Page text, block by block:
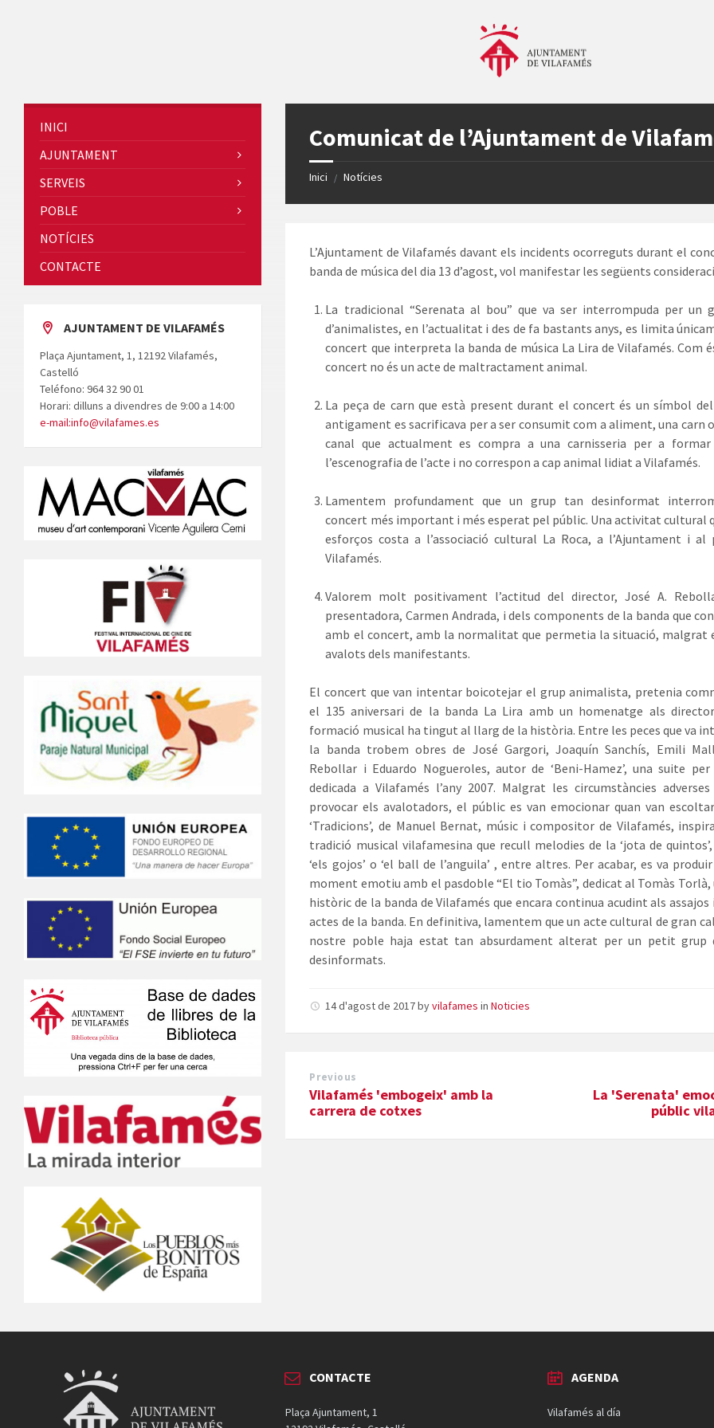
Comunicat de l’Ajuntament de
Inici / Notícies
L’Ajuntament de Vilafamés davant els incidents ocorreguts durant el
banda de música del dia 13 d’agost, vol manifestar les següents
La tradicional “Serenata al bou” que va ser interrompuda per un
d’animalistes, en l’actualitat i des de fa bastants anys, es limita
concert que interpreta la banda de música La Lira de Vilafamés. Com
concert no és un acte de maltractament animal.
La peça de carn que està present durant el concert és un símbol
antigament es sacrificava per a ser consumit com a aliment, una carn
canal que actualment es compra a una carnisseria per a
l’escenografia de l’acte i no correspon a cap animal lidiat a Vilafamés.
Lamentem profundament que un grup tan desinformat
concert més important i més esperat pel públic. Una activitat cultural
esforços costa a l’associació cultural La Roca, a l’Ajuntament i al
Vilafamés.
Valorem molt positivament l’actitud del director, José A.
presentadora, Carmen Andrada, i dels components de la banda que
amb el concert, amb la normalitat que permetia la situació, malgrat
avalots dels manifestants.
El concert que van intentar boicotejar el grup animalista, pretenia
el 135 aniversari de la banda La Lira amb un homenatge als
formació musical ha tingut al llarg de la història. Entre les peces que va
la banda trobem obres de José Gargori, Joaquín Sanchís, Emili
Rebollar i Eduardo Nogueroles, autor de ‘Beni-Hamez’, una suite per
dedicada a Vilafamés l’any 2007. Malgrat les circumstàncies
provocar els avalotadors, el públic es van emocionar quan van
‘Tradicions’, de Manuel Bernat, músic i compositor de Vilafamés,
tradició musical vilafamesina que recull melodies de la ‘jota de quintos’,
‘els gojos’ o ‘el ball de l’anguila’ , entre altres. Per acabar, es va
moment emotiu amb el pasdoble “El tio Tomàs”, dedicat al Tomàs Torlà,
històric de la banda de Vilafamés que encara continua acudint als
actes de la banda. En definitiva, lamentem que un acte cultural de gran
nostre poble haja estat tan absurdament alterat per un petit grup
desinformats.
14 d'agost de 2017byvilafames inNoticies
Previous
Vilafamés 'embogeix' amb la
carrera de cotxes
La 'Serenata'
públic
INICI
AJUNTAMENT
SERVEIS
POBLE
NOTÍCIES
CONTACTE
AJUNTAMENT DE VILAFAMÉS
Plaça Ajuntament, 1, 12192 Vilafamés,
Castelló
Teléfono: 964 32 90 01
Horari: dilluns a divendres de 9:00 a 14:00
e-mail:info@vilafames.es
CONTACTE
Plaça Ajuntament, 1
AGENDA
Vilafamés al día